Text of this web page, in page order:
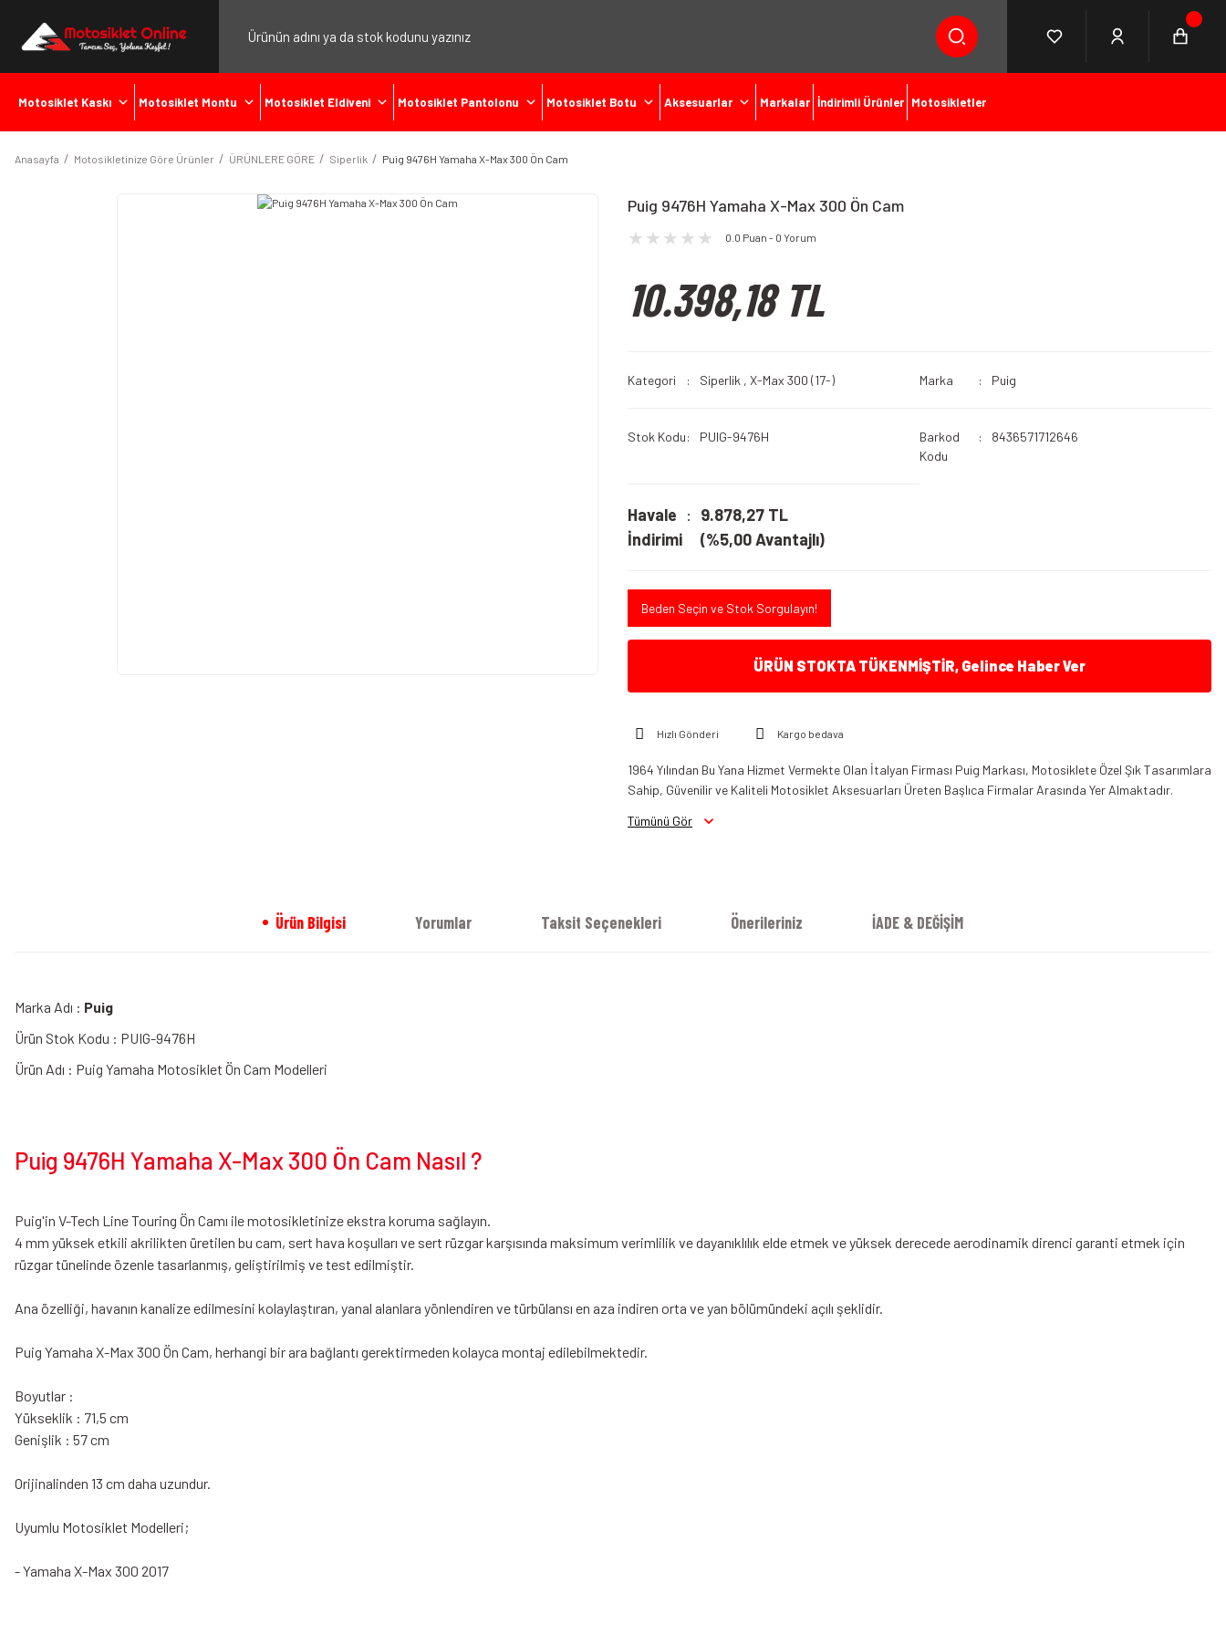
Motosiklet Kaskı Motosiklet Montu Motosiklet Eldiveni Motosiklet Pantolonu Motosiklet Botu Aksesuarlar Markalar İndirimli Ürünler Motosikletler
Anasayfa Motosikletinize Göre Ürünler ÜRÜNLERE GÖRE Siperlik Puig 9476H Yamaha X-Max 300 Ön Cam
Puig 9476H Yamaha X-Max 300 Ön Cam
0.0 Puan - 0 Yorum
10.398,18 TL
Kategori Siperlik , X-Max 300 (17-) Marka Puig
Stok Kodu PUIG-9476H
Barkod
Kodu
8436571712646
Havale
İndirimi
9.878,27 TL
(%5,00 Avantajlı)
Beden Seçin ve Stok Sorgulayın!
ÜRÜN STOKTA TÜKENMİŞTİR, Gelince Haber Ver
Hızlı Gönderi Kargo bedava
1964 Yılından Bu Yana Hizmet Vermekte Olan İtalyan Firması Puig Markası, Motosiklete Özel Şık Tasarımlara
Sahip, Güvenilir ve Kaliteli Motosiklet Aksesuarları Üreten Başlıca Firmalar Arasında Yer Almaktadır.
Tümünü Gör
Ürün Bilgisi Yorumlar Taksit Seçenekleri Önerileriniz İADE & DEĞİŞİM
Marka Adı : Puig
Ürün Stok Kodu : PUIG-9476H
Ürün Adı : Puig Yamaha Motosiklet Ön Cam Modelleri
Puig 9476H Yamaha X-Max 300 Ön Cam Nasıl ?
Puig'in V-Tech Line Touring Ön Camı ile motosikletinize ekstra koruma sağlayın.
4 mm yüksek etkili akrilikten üretilen bu cam, sert hava koşulları ve sert rüzgar karşısında maksimum verimlilik ve dayanıklılık elde etmek ve yüksek derecede aerodinamik direnci garanti etmek için
rüzgar tünelinde özenle tasarlanmış, geliştirilmiş ve test edilmiştir.
Ana özelliği, havanın kanalize edilmesini kolaylaştıran, yanal alanlara yönlendiren ve türbülansı en aza indiren orta ve yan bölümündeki açılı şeklidir.
Puig Yamaha X-Max 300 Ön Cam, herhangi bir ara bağlantı gerektirmeden kolayca montaj edilebilmektedir.
Boyutlar :
Yükseklik : 71,5 cm
Genişlik : 57 cm
Orijinalinden 13 cm daha uzundur.
Uyumlu Motosiklet Modelleri;
- Yamaha X-Max 300 2017